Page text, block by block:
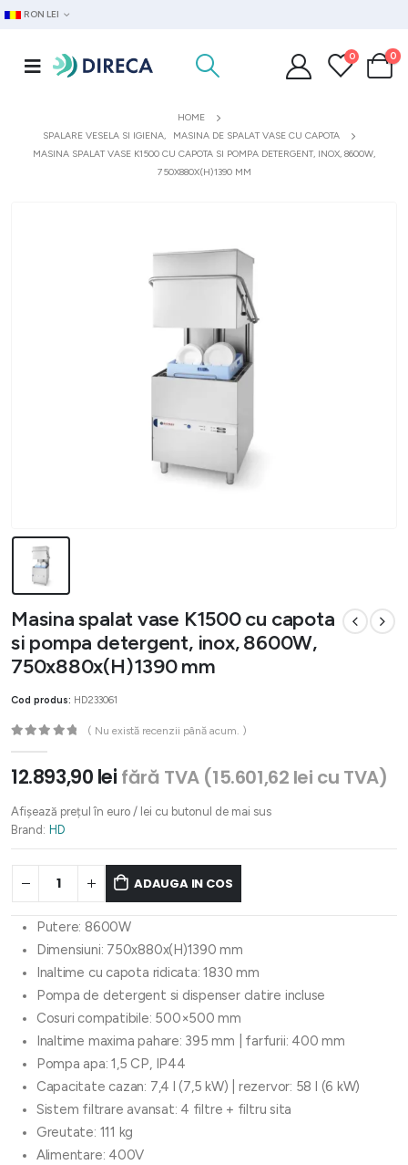
RON LEI
0 0
HOME
SPALARE VESELA SI IGIENA,
MASINA DE SPALAT VASE CU CAPOTA
MASINA SPALAT VASE K1500 CU CAPOTA SI POMPA DETERGENT, INOX, 8600W,
750X880X(H)1390 MM
Masina spalat vase K1500 cu capota
si pompa detergent, inox, 8600W,
750x880x(H)1390 mm
Cod produs: HD233061
( Nu există recenzii până acum. )
12.893,90 lei fără TVA (15.601,62 lei cu TVA)
Afișează prețul în euro / lei cu butonul de mai sus
Brand: HD
ADAUGA IN COS
Putere: 8600W
Dimensiuni: 750x880x(H)1390 mm
Inaltime cu capota ridicata: 1830 mm
Pompa de detergent si dispenser clatire incluse
Cosuri compatibile: 500×500 mm
Inaltime maxima pahare: 395 mm | farfurii: 400 mm
Pompa apa: 1,5 CP, IP44
Capacitate cazan: 7,4 l (7,5 kW) | rezervor: 58 l (6 kW)
Sistem filtrare avansat: 4 filtre + filtru sita
Greutate: 111 kg
Alimentare: 400V